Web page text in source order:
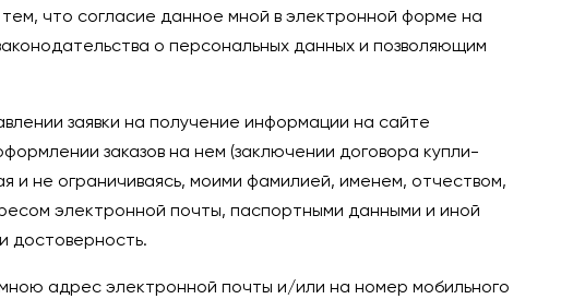
тем, что согласие данное мной в электронной форме на
о персональных данных и позволяющим
заявки на получение информации на сайте
заказов на нем (заключении договора купли-
не ограничиваясь, моими фамилией, именем, отчеством,
электронной почты, паспортными данными и иной
достоверность.
адрес электронной почты и/или на номер мобильного